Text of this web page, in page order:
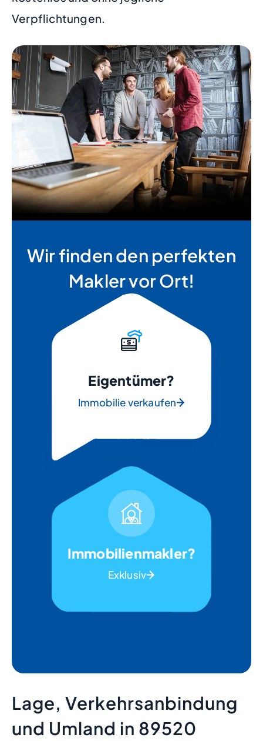
Verpflichtungen.
Wir finden den perfekten
Makler vor Ort!
Eigentümer?
Immobilie verkaufen
Immobilienmakler?
Exklusiv
Lage, Verkehrsanbindung
und Umland in 89520